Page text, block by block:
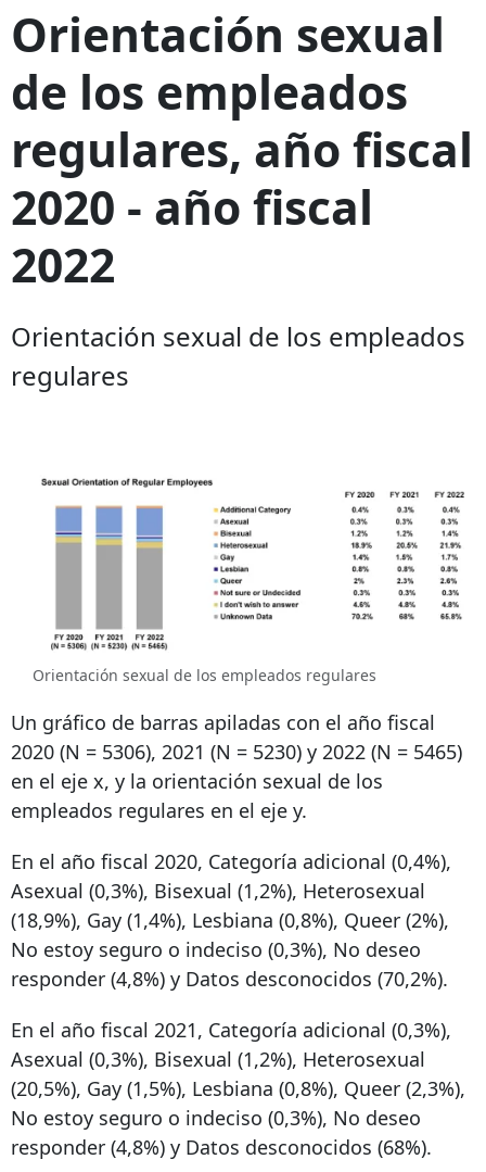
Orientación sexual
de los empleados
regulares, año fiscal
2020 - año fiscal
2022
Orientación sexual de los empleados
regulares
Orientación sexual de los empleados regulares
Un gráfico de barras apiladas con el año fiscal
2020 (N = 5306), 2021 (N = 5230) y 2022 (N = 5465)
en el eje x, y la orientación sexual de los
empleados regulares en el eje y.
En el año fiscal 2020, Categoría adicional (0,4%),
Asexual (0,3%), Bisexual (1,2%), Heterosexual
(18,9%), Gay (1,4%), Lesbiana (0,8%), Queer (2%),
No estoy seguro o indeciso (0,3%), No deseo
responder (4,8%) y Datos desconocidos (70,2%).
En el año fiscal 2021, Categoría adicional (0,3%),
Asexual (0,3%), Bisexual (1,2%), Heterosexual
(20,5%), Gay (1,5%), Lesbiana (0,8%), Queer (2,3%),
No estoy seguro o indeciso (0,3%), No deseo
responder (4,8%) y Datos desconocidos (68%).